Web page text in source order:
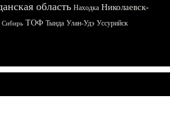
область Находка Николаевск-
Сибирь ТОФ Тында Улан-Удэ Уссурийск